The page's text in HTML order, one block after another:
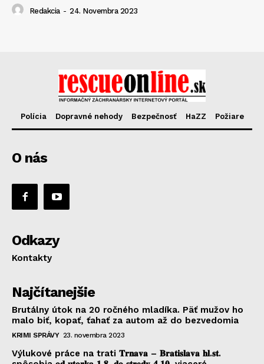
Redakcia - 24. Novembra 2023
Polícia Dopravné nehody Bezpečnosť HaZZ Požiare
O nás
Odkazy
Kontakty
Najčítanejšie
Brutálny útok na 20 ročného mladíka. Päť mužov ho
malo biť, kopať, ťahať za autom až do bezvedomia
KRIMI SPRÁVY 23. novembra 2023
Výlukové práce na trati 𝐓𝐫𝐧𝐚𝐯𝐚 – 𝐁𝐫𝐚𝐭𝐢𝐬𝐥𝐚𝐯𝐚 𝐡𝐥.𝐬𝐭.